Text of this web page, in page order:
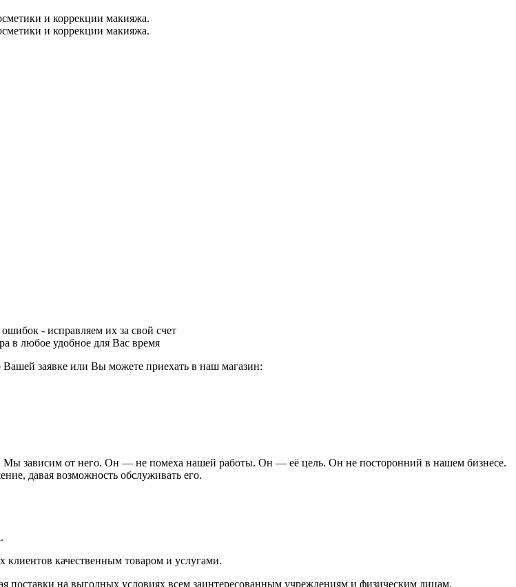
и коррекции макияжа.
и коррекции макияжа.
- исправляем их за свой счет
в любое удобное для Вас время
Вашей заявке или Вы можете приехать в наш магазин:
зависим от него. Он — не помеха нашей работы. Он — её цель. Он не посторонний в нашем бизнесе.
давая возможность обслуживать его.
клиентов качественным товаром и услугами.
поставки на выгодных условиях всем заинтересованным учреждениям и физическим лицам.